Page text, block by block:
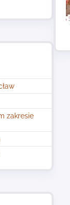
zakresie